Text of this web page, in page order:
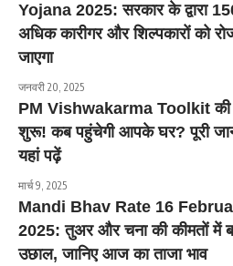
Yojana 2025: सरकार के द्वारा
अधिक कारीगर और शिल्पकारों को
जाएगा
जनवरी 20, 2025
PM Vishwakarma Toolkit की
शुरू! कब पहुंचेगी आपके घर? पूरी
यहां पढ़ें
मार्च 9, 2025
Mandi Bhav Rate 16
2025: तुअर और चना की कीमतों में
उछाल, जानिए आज का ताजा भाव